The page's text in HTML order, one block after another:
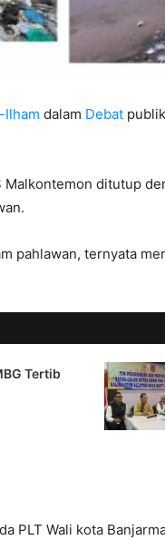
Ilham dalam Debat
ditutup
pahlawan, ternyata
Tertib
PLT Wali kota